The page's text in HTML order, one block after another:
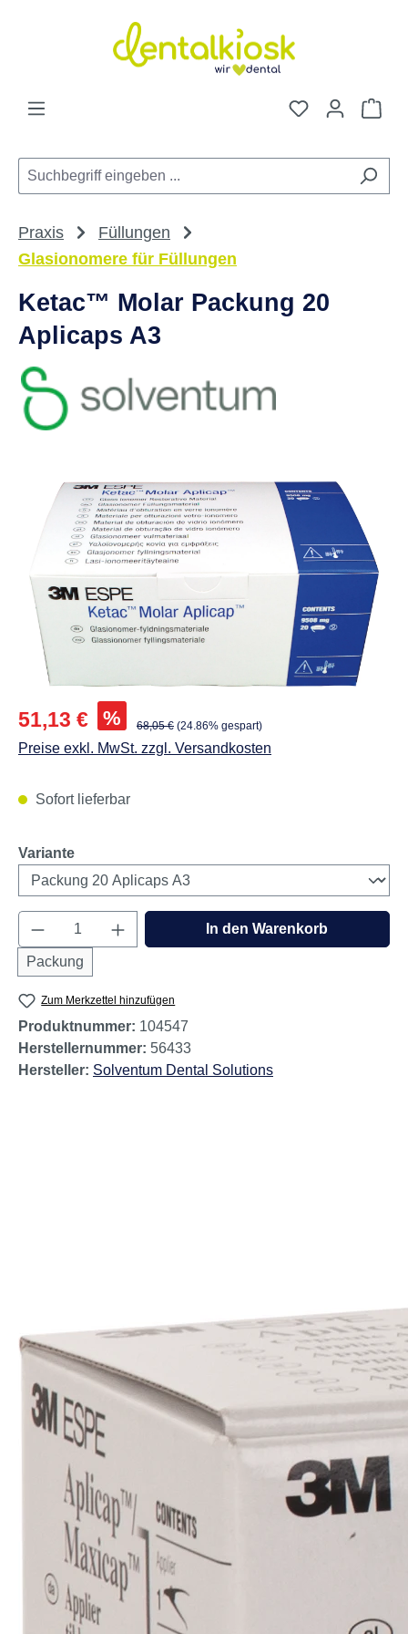
Zum Hauptinhalt springen
Du hast 0
Praxis
Füllungen
Glasionomere für Füllungen
Ketac™ Molar Packung 20
Aplicaps A3
Abbildungen können vom Original abweichen.
Verkaufspreis:
51,13 € % Regulärer Preis:
68,05 € (24.86% gespart)
Preise exkl. MwSt. zzgl. Versandkosten
Sofort lieferbar
Varianteauswählen
Produkt Anzahl: Gib den gewünschten
Packung
In den Warenkorb
Zum Merkzettel hinzufügen
Produktnummer: 104547
Herstellernummer: 56433
Hersteller: Solventum Dental Solutions